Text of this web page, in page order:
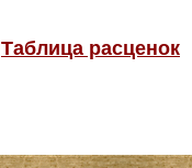
Таблица расценок